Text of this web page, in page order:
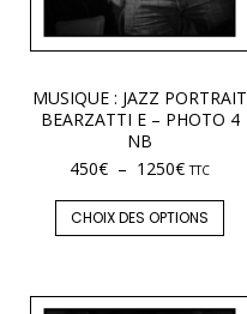
MUSIQUE : JAZZ PORTRAIT
BEARZATTI E – PHOTO 4
NB
450€ – 1250€ TTC
CHOIX DES OPTIONS